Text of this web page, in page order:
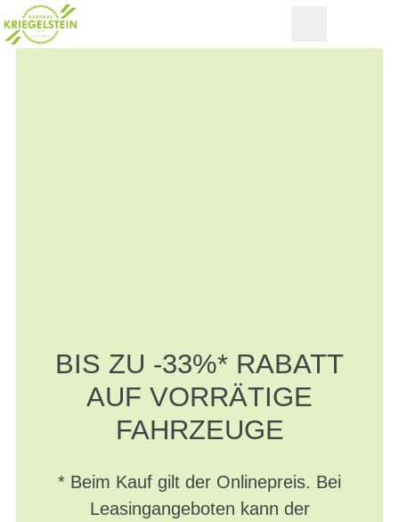
BIS ZU -33%* RABATT
AUF VORRÄTIGE
FAHRZEUGE
* Beim Kauf gilt der Onlinepreis. Bei
Leasingangeboten kann der